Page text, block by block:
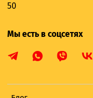
50
Мы есть в соцсетях